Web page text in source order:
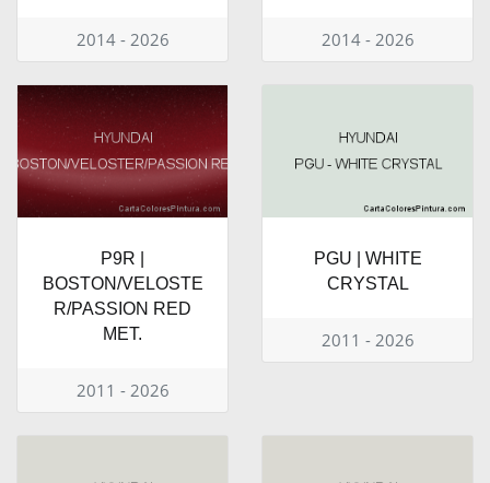
2014 - 2026 2014 - 2026
P9R |
BOSTON/VELOSTE
R/PASSION RED
MET.
2011 - 2026
PGU | WHITE
CRYSTAL
2011 - 2026